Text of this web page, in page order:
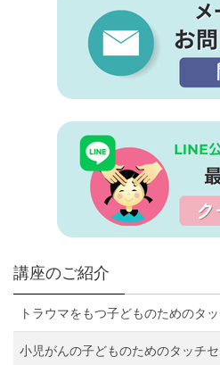
講座のご紹介
トラウマをもつ子どものためのタ
小児がんの子どものためのタッチ